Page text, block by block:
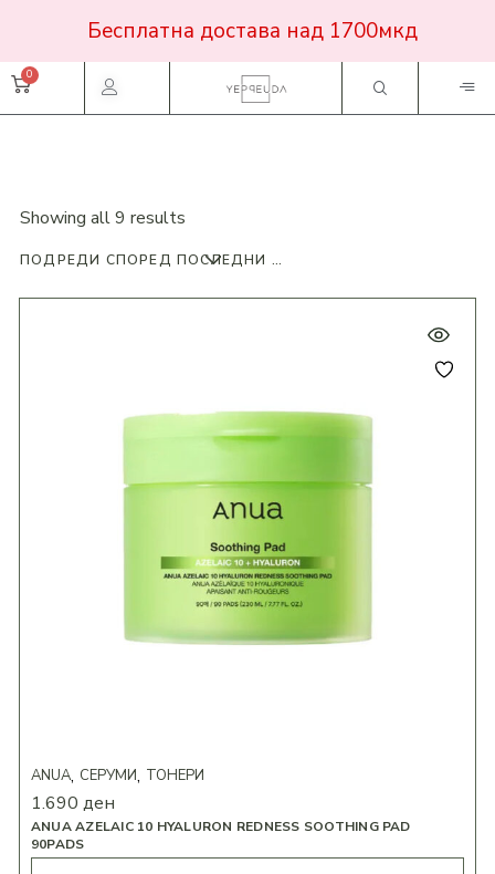
Showing all 9 results
ПОДРЕДИ СПОРЕД ПОСЛЕДНИ ПРОДУКТИ
ANUA AZELAIC 10 HYALURON REDNESS SOOTHING PAD
90PADS
ANUA СЕРУМИ ТОНЕРИ
1.690 ден
Бесплатна достава над 1700мкд